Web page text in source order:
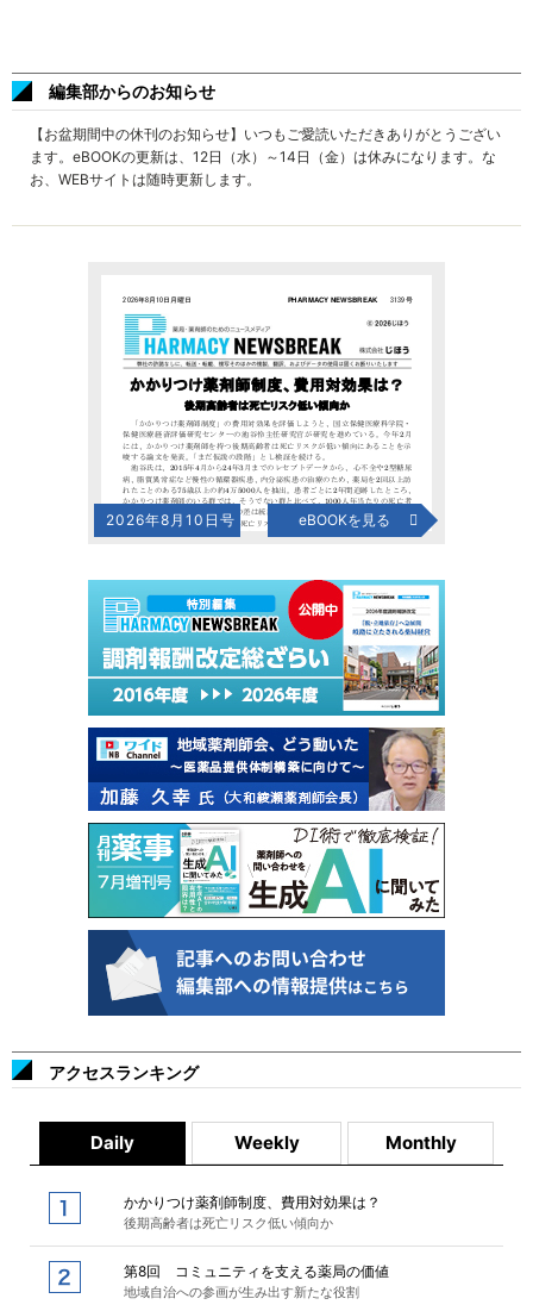
編集部からのお知らせ
【お盆期間中の休刊のお知らせ】いつもご愛読いただきありがとうござい
ます。eBOOKの更新は、12日（水）～14日（金）は休みになります。な
お、WEBサイトは随時更新します。
2026年8月10日号 eBOOKを見る
アクセスランキング
Daily Weekly Monthly
かかりつけ薬剤師制度、費用対効果は？
後期高齢者は死亡リスク低い傾向か
第8回 コミュニティを支える薬局の価値
地域自治への参画が生み出す新たな役割